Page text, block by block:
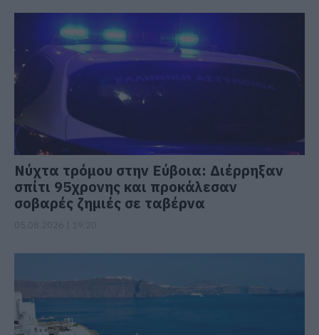
Νύχτα τρόμου στην Εύβοια: Διέρρηξαν
σπίτι 95χρονης και προκάλεσαν
σοβαρές ζημιές σε ταβέρνα